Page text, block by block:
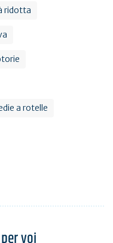
ridotta
a rotelle